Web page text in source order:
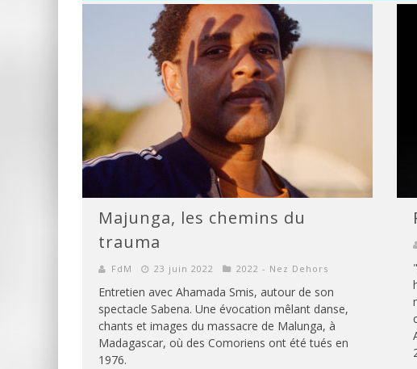
Majunga, les chemins du
trauma
FdM 23 juin 2022 2022 - Nez Dehors
Entretien avec Ahamada Smis, autour de son
spectacle Sabena. Une évocation mêlant danse,
chants et images du massacre de Malunga, à
Madagascar, où des Comoriens ont été tués en
1976.